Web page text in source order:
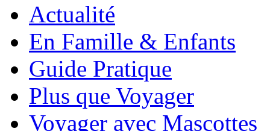
Actualité
En Famille & Enfants
Guide Pratique
Plus que Voyager
Voyager avec Mascottes